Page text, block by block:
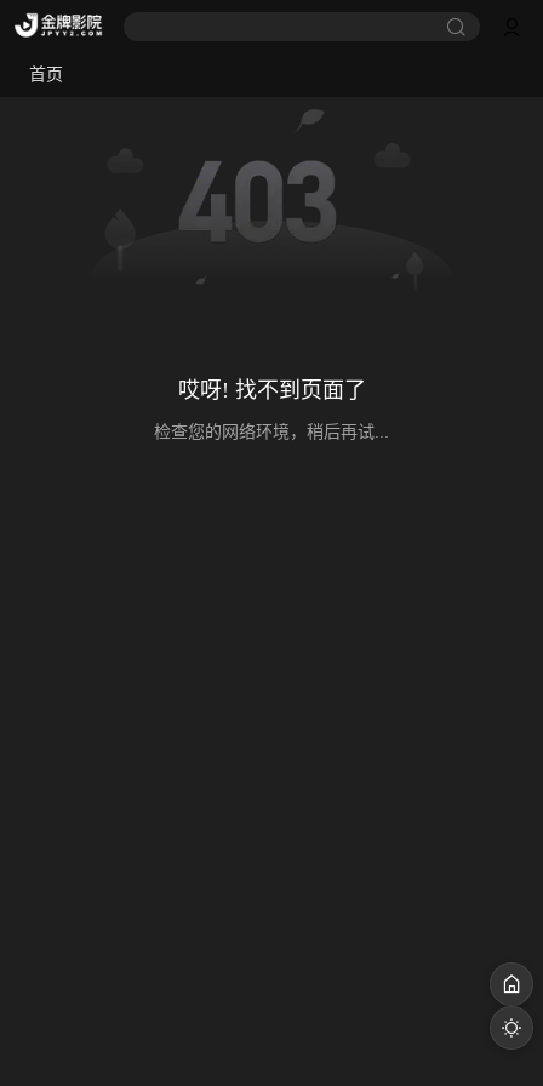
首页
哎呀! 找不到页面了
检查您的网络环境，稍后再试...